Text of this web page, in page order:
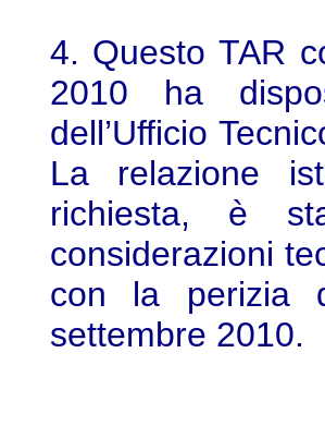
4. Questo TAR
2010 ha
dell’Ufficio
La relazione
richiesta, è
considerazioni
con la perizia
settembre 2010.